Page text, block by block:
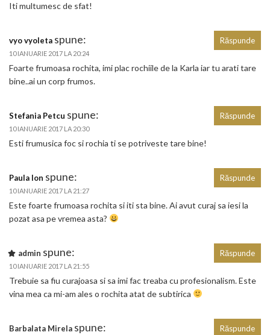
Iti multumesc de sfat!
vyo vyoleta spune:
10 IANUARIE 2017 LA 20:24
Foarte frumoasa rochita, imi plac rochiile de la Karla iar tu arati tare
bine..ai un corp frumos.
Răspunde
Stefania Petcu spune:
10 IANUARIE 2017 LA 20:30
Esti frumusica foc si rochia ti se potriveste tare bine!
Răspunde
Paula Ion spune:
10 IANUARIE 2017 LA 21:27
Este foarte frumoasa rochita si iti sta bine. Ai avut curaj sa iesi la
pozat asa pe vremea asta?
Răspunde
admin spune:
10 IANUARIE 2017 LA 21:55
Trebuie sa fiu curajoasa si sa imi fac treaba cu profesionalism. Este
vina mea ca mi-am ales o rochita atat de subtirica
Răspunde
Barbalata Mirela spune: Răspunde